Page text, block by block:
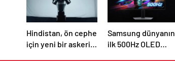
Hindistan, ön cephe
için yeni bir askeri
Samsung dünyanın
ilk 500Hz OLED